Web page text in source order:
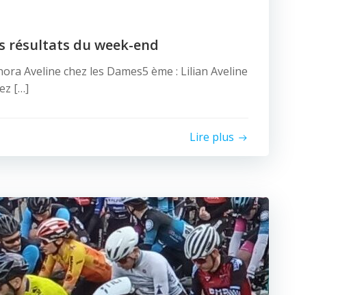
résultats du week-end
Aveline chez les Dames5 ème : Lilian Aveline
[…]
Lire plus